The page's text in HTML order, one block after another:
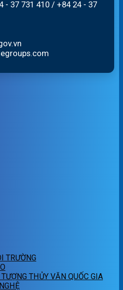
- 37 731 410 / +84 24 - 37
TRƯỜNG
THỦY VĂN QUỐC GIA